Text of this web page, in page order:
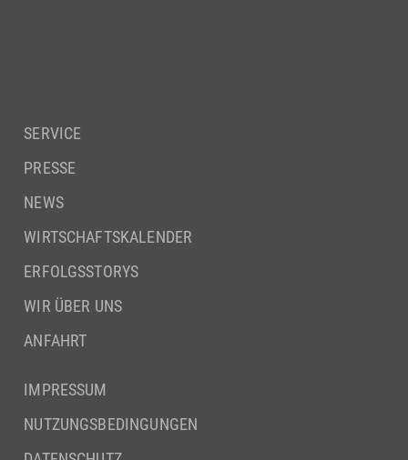
SERVICE
PRESSE
NEWS
WIRTSCHAFTSKALENDER
ERFOLGSSTORYS
WIR ÜBER UNS
ANFAHRT
IMPRESSUM
NUTZUNGSBEDINGUNGEN